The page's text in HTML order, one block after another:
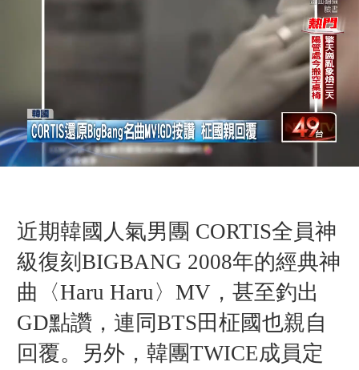
近期韓國人氣男團 CORTIS全員神
級復刻BIGBANG 2008年的經典神
曲 〈Haru Haru〉 MV， 甚至釣出
GD點讚，連同BTS田柾國也親自
回覆。另外， 韓團TWICE成員定